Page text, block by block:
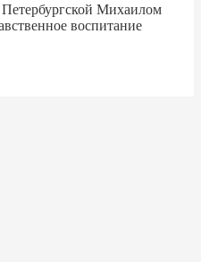
Михаилом
воспитание